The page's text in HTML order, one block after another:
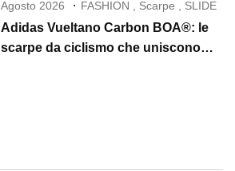
Agosto 2026 FASHION , Scarpe , SLIDE
Adidas Vueltano Carbon BOA®: le
scarpe da ciclismo che uniscono